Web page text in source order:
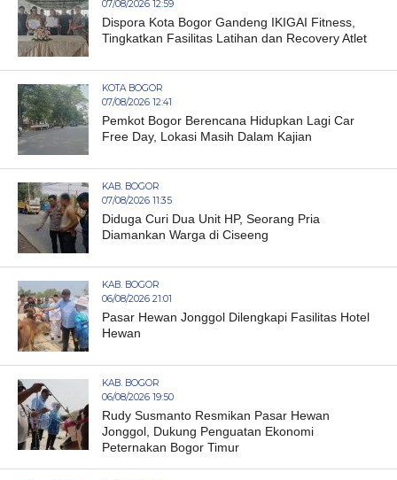
07/08/2026 12:59
Dispora Kota Bogor Gandeng IKIGAI Fitness,
Tingkatkan Fasilitas Latihan dan Recovery Atlet
KOTA BOGOR
07/08/2026 12:41
Pemkot Bogor Berencana Hidupkan Lagi Car
Free Day, Lokasi Masih Dalam Kajian
KAB. BOGOR
07/08/2026 11:35
Diduga Curi Dua Unit HP, Seorang Pria
Diamankan Warga di Ciseeng
KAB. BOGOR
06/08/2026 21:01
Pasar Hewan Jonggol Dilengkapi Fasilitas Hotel
Hewan
KAB. BOGOR
06/08/2026 19:50
Rudy Susmanto Resmikan Pasar Hewan
Jonggol, Dukung Penguatan Ekonomi
Peternakan Bogor Timur